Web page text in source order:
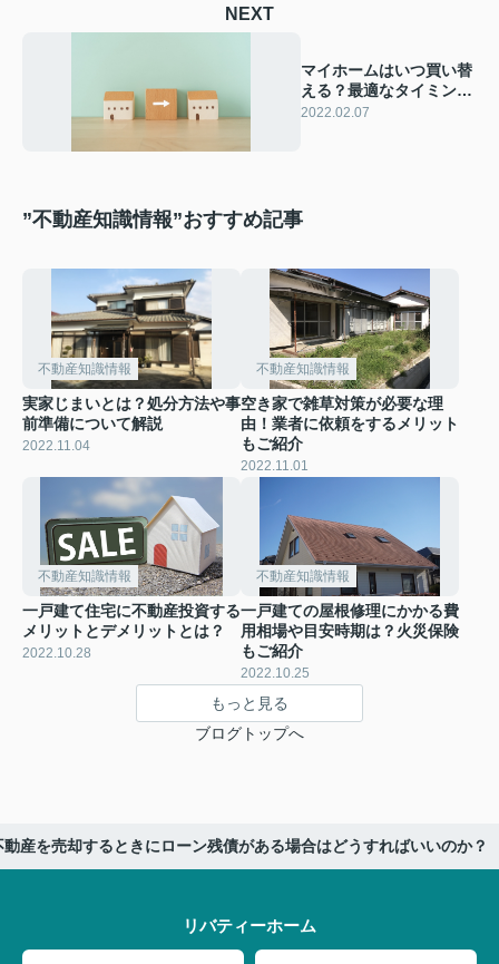
NEXT
マイホームはいつ買い替
える？最適なタイミング
について解説！
2022.02.07
”不動産知識情報”おすすめ記事
不動産知識情報
実家じまいとは？処分方法や事
前準備について解説
2022.11.04
不動産知識情報
空き家で雑草対策が必要な理
由！業者に依頼をするメリット
もご紹介
2022.11.01
不動産知識情報
一戸建て住宅に不動産投資する
メリットとデメリットとは？
2022.10.28
不動産知識情報
一戸建ての屋根修理にかかる費
用相場や目安時期は？火災保険
もご紹介
2022.10.25
もっと見る
ブログトップへ
動産を売却するときにローン残債がある場合はどうすればいいのか？
リバティーホーム